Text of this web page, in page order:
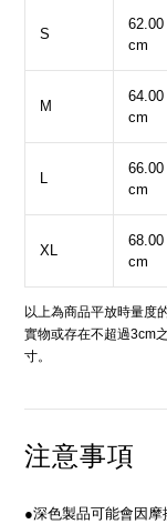
S
62.00
cm
M
64.00
cm
L
66.00
cm
XL
68.00
cm
以上為商品平放時量度
實物或存在不超過3cm
寸。
注意事項
●深色製品可能會因